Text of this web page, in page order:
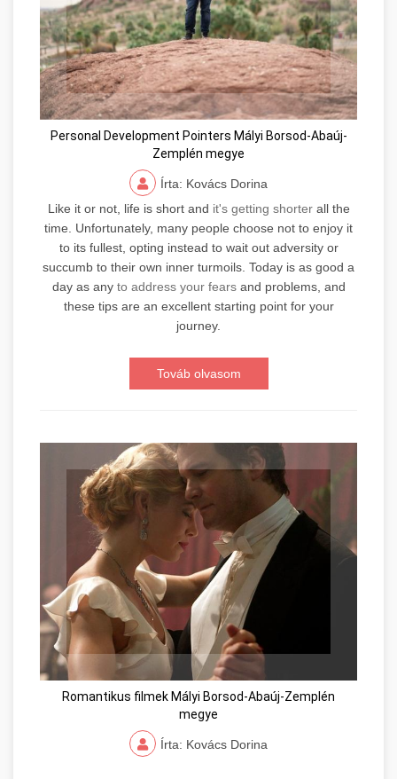
Personal Development Pointers Mályi Borsod-Abaúj-
Zemplén megye
Írta: Kovács Dorina
Like it or not, life is short and it's getting shorterall the
time. Unfortunately, many people choose not to enjoy it
to its fullest, opting instead to wait out adversity or
succumb to their own inner turmoils. Today is as good a
day as any to address your fearsand problems, and
these tips are an excellent starting point for your
journey.
Továb olvasom
Romantikus filmek Mályi Borsod-Abaúj-Zemplén
megye
Írta: Kovács Dorina